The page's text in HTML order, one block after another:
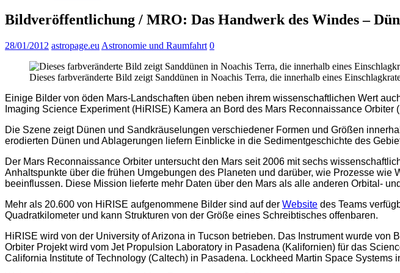
Bildveröffentlichung / MRO: Das Handwerk des Windes –
28/01/2012 astropage.eu Astronomie und Raumfahrt 0
Dieses farbveränderte Bild zeigt Sanddünen in Noachis Terra, die innerhalb eines
Einige Bilder von öden Mars-Landschaften üben neben ihrem wissenschaftlichen Wert
Imaging Science Experiment (HiRISE) Kamera an Bord des Mars Reconnaissance
Die Szene zeigt Dünen und Sandkräuselungen verschiedener Formen und Größen
erodierten Dünen und Ablagerungen liefern Einblicke in die Sedimentgeschichte des
Der Mars Reconnaissance Orbiter untersucht den Mars seit 2006 mit sechs
Anhaltspunkte über die frühen Umgebungen des Planeten und darüber, wie Prozesse
beeinflussen. Diese Mission lieferte mehr Daten über den Mars als alle anderen Orbital-
Mehr als 20.600 von HiRISE aufgenommene Bilder sind auf der Website des Teams
Quadratkilometer und kann Strukturen von der Größe eines Schreibtisches offenbaren.
HiRISE wird von der University of Arizona in Tucson betrieben. Das Instrument wurde
Orbiter Projekt wird vom Jet Propulsion Laboratory in Pasadena (Kalifornien) für das
California Institute of Technology (Caltech) in Pasadena. Lockheed Martin Space Systems